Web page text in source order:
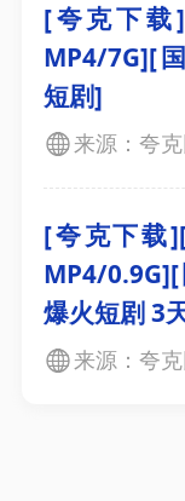
[夸克下载
MP4/7G][
短剧]
来源：夸
[夸克下载
MP4/
爆火短剧 3
来源：夸